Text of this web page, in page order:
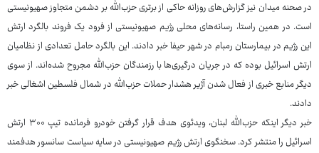
در صحنه میدان نیز گزارش‌های روزانه حاکی از برتری حزب‌الله بر دشمن متجاوز صهیونیستی
است. در همین راستا، رسانه‌های محلی رژیم صهیونیستی از فرود یک فروند بالگرد ارتش
این رژیم در بیمارستان رمبام در شهر حیفا خبر دادند. این بالگرد حامل تعدادی از نظامیان
ارتش اسرائیل بوده که در جریان درگیری‌ها با رزمندگان حزب‌الله مجروح شده‌اند. از سوی
دیگر منابع خبری از فعال شدن آژیر هشدار حملات حزب‌الله در شمال فلسطین اشغالی خبر
دادند.
خبر دیگر اینکه حزب‌الله لبنان، ویدئوی هدف قرار گرفتن خودرو فرمانده تیپ ۳۰۰ ارتش
اسرائیل را منتشر کرد. سخنگوی ارتش رژیم صهیونیستی در سایه سیاست سانسور هدفمند